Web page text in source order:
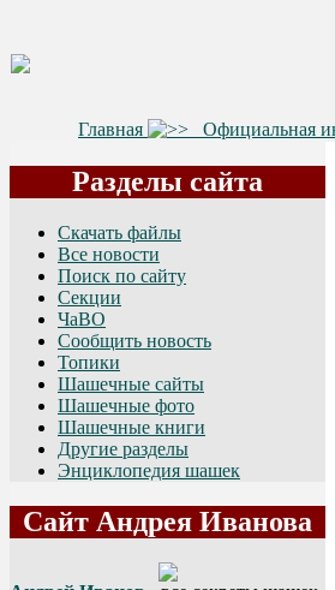
Главная Официальная
Разделы сайта
Скачать файлы
Все новости
Поиск по сайту
Секции
ЧаВО
Сообщить новость
Топики
Шашечные сайты
Шашечные фото
Шашечные книги
Другие разделы
Энциклопедия шашек
Сайт Андрея Иванова